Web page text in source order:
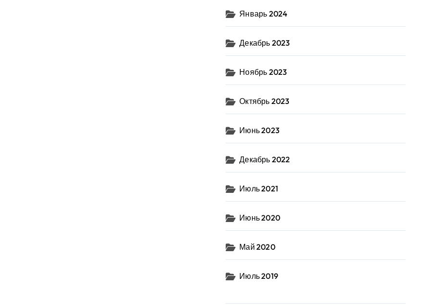
Январь 2024
Декабрь 2023
Ноябрь 2023
Октябрь 2023
Июнь 2023
Декабрь 2022
Июль 2021
Июнь 2020
Май 2020
Июль 2019